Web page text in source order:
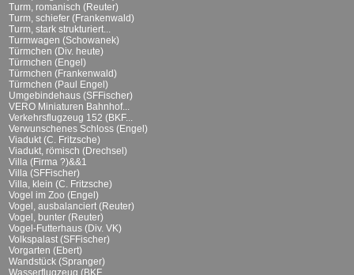
Turm, romanisch (Reuter)
Turm, schiefer (Frankenwald)
Turm, stark strukturiert...
Turmwagen (Schowanek)
Türmchen (Div. heute)
Türmchen (Engel)
Türmchen (Frankenwald)
Türmchen (Paul Engel)
Umgebindehaus (SFFischer)
VERO Miniaturen Bahnhof...
Verkehrsflugzeug 152 (BKF...
Verwunschenes Schloss (Engel)
Viadukt (C. Fritzsche)
Viadukt, römisch (Drechsel)
Villa (Firma ?)&&1
Villa (SFFischer)
Villa, klein (C. Fritzsche)
Vogel im Zoo (Engel)
Vogel, ausbalanciert (Reuter)
Vogel, bunter (Reuter)
Vogel-Futterhaus (Div. VK)
Volkspalast (SFFischer)
Vorgarten (Ebert)
Wandstück (Spranger)
Wasserflugzeug (BKF